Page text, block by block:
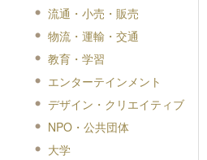
流通・小売・販売
物流・運輸・交通
教育・学習
エンターテインメント
デザイン・クリエイティブ
NPO・公共団体
大学